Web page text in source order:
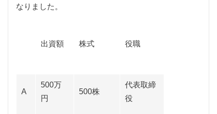
なりました。
出資額 株式 役職
A
500万
円
500株
代表取締
役